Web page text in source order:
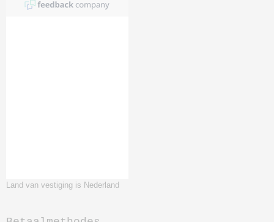
Land van vestiging is Nederland